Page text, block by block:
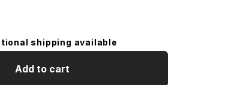
shipping available
Add to cart